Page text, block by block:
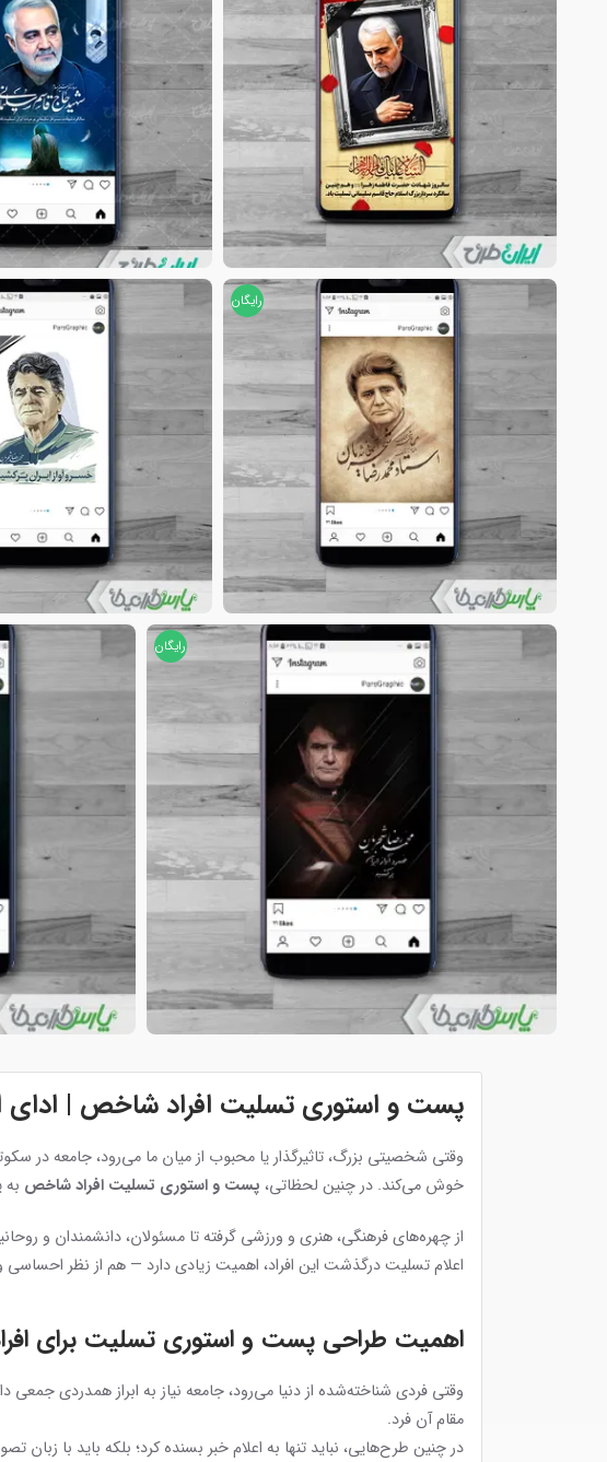
رایگان
رایگان
پست و استوری تسلیت افراد شاخص | ادای
وقتی شخصیتی بزرگ، تاثیرگذار یا محبوب از میان ما می‌رود، جامعه
خوش می‌کند. در چنین لحظاتی، پست و استوری تسلیت افراد شاخص به
از چهره‌های فرهنگی، هنری و ورزشی گرفته تا مسئولان، دانشمندان و
اعلام تسلیت درگذشت این افراد، اهمیت زیادی دارد — هم از نظر احساسی
اهمیت طراحی پست و استوری تسلیت برای
وقتی فردی شناخته‌شده از دنیا می‌رود، جامعه نیاز به ابراز همدردی
مقام آن فرد.
در چنین طرح‌هایی، نباید تنها به اعلام خبر بسنده کرد؛ بلکه باید با